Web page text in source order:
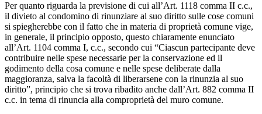
Per quanto riguarda la previsione di cui all’Art. 1118 comma II c.c.,
il divieto al condomino di rinunziare al suo diritto sulle cose comuni
si spiegherebbe con il fatto che in materia di proprietà comune vige,
in generale, il principio opposto, questo chiaramente enunciato
all’Art. 1104 comma I, c.c., secondo cui “Ciascun partecipante deve
contribuire nelle spese necessarie per la conservazione ed il
godimento della cosa comune e nelle spese deliberate dalla
maggioranza, salva la facoltà di liberarsene con la rinunzia al suo
diritto”, principio che si trova ribadito anche dall’Art. 882 comma II
c.c. in tema di rinuncia alla comproprietà del muro comune.